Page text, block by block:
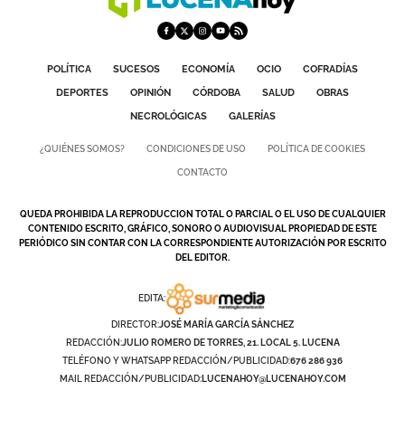
POLÍTICA SUCESOS ECONOMÍA OCIO
COFRADÍAS
DEPORTES
OPINIÓN CÓRDOBA SALUD
OBRAS
NECROLÓGICAS
GALERÍAS
¿QUIÉNES SOMOS? CONDICIONES DE USO POLÍTICA DE COOKIES
CONTACTO
QUEDA PROHIBIDA LA REPRODUCCION TOTAL O PARCIAL O EL USO DE CUALQUIER
CONTENIDO ESCRITO, GRÁFICO, SONORO O AUDIOVISUAL PROPIEDAD DE ESTE
PERIÓDICO SIN CONTAR CON LA CORRESPONDIENTE AUTORIZACIÓN POR ESCRITO
DEL EDITOR.
EDITA:
DIRECTOR:JOSÉ MARÍA GARCÍA SÁNCHEZ
REDACCIÓN:JULIO ROMERO DE TORRES, 21. LOCAL 5. LUCENA
TELÉFONO Y WHATSAPP REDACCIÓN/PUBLICIDAD:676 286 936
MAIL REDACCIÓN/PUBLICIDAD:LUCENAHOY@LUCENAHOY.COM